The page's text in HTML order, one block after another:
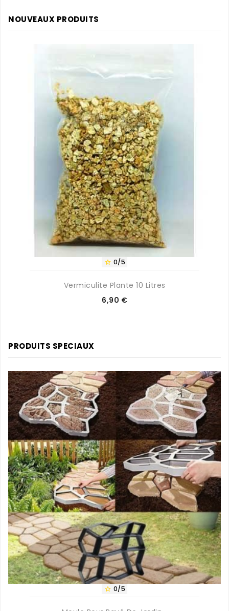
NOUVEAUX PRODUITS
 0/5
Vermiculite Plante 10 Litres
Prix
6,90 €
PRODUITS SPECIAUX
 0/5